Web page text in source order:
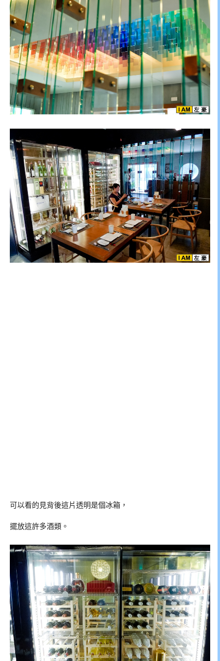
可以看的見背後這片透明是個冰箱，
擺放這許多酒類。